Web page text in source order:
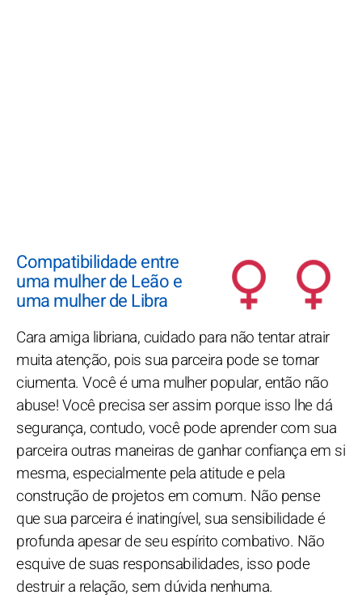
Compatibilidade entre
uma mulher de Leão e
uma mulher de Libra
Cara amiga libriana, cuidado para não tentar atrair
muita atenção, pois sua parceira pode se tornar
ciumenta. Você é uma mulher popular, então não
abuse! Você precisa ser assim porque isso lhe dá
segurança, contudo, você pode aprender com sua
parceira outras maneiras de ganhar confiança em si
mesma, especialmente pela atitude e pela
construção de projetos em comum. Não pense
que sua parceira é inatingível, sua sensibilidade é
profunda apesar de seu espírito combativo. Não
esquive de suas responsabilidades, isso pode
destruir a relação, sem dúvida nenhuma.